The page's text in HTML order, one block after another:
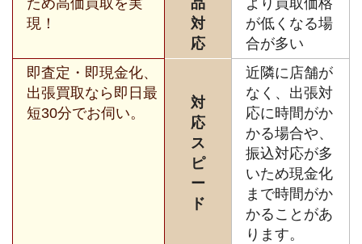
ため高価買取を実
現！
品
対
応
より買取価格
が低くなる場
合が多い
即査定・即現金化、
出張買取なら即日最
短30分でお伺い。
対
応
ス
ピ
ー
ド
近隣に店舗が
なく、出張対
応に時間がか
かる場合や、
振込対応が多
いため現金化
まで時間がか
かることがあ
ります。